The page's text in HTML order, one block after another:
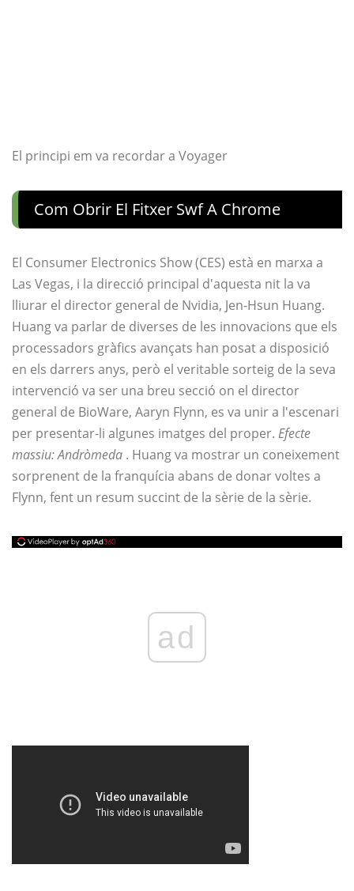
El principi em va recordar a Voyager
Com Obrir El Fitxer Swf A Chrome
El Consumer Electronics Show (CES) està en marxa a
Las Vegas, i la direcció principal d'aquesta nit la va
lliurar el director general de Nvidia, Jen-Hsun Huang.
Huang va parlar de diverses de les innovacions que els
processadors gràfics avançats han posat a disposició
en els darrers anys, però el veritable sorteig de la seva
intervenció va ser una breu secció on el director
general de BioWare, Aaryn Flynn, es va unir a l'escenari
per presentar-li algunes imatges del proper. Efecte
massiu: Andròmeda . Huang va mostrar un coneixement
sorprenent de la franquícia abans de donar voltes a
Flynn, fent un resum succint de la sèrie de la sèrie.
ad